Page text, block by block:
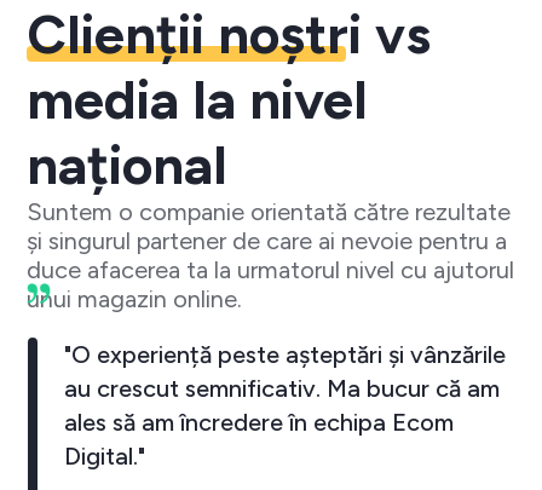
Clienții noștri vs
media la nivel
național
Suntem o companie orientată către rezultate
și singurul partener de care ai nevoie pentru a
duce afacerea ta la urmatorul nivel cu ajutorul
unui magazin online.
"O experiență peste așteptări și vânzările
au crescut semnificativ. Ma bucur că am
ales să am încredere în echipa Ecom
Digital."